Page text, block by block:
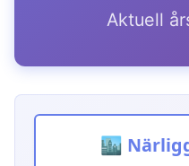
Aktuell
🏙️